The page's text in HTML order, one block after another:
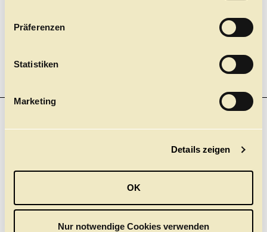
Präferenzen
Statistiken
Marketing
Details zeigen
OK
Nur notwendige Cookies verwenden
ÜBER DIE
INSZENIERUNG
von Katinka Deecke